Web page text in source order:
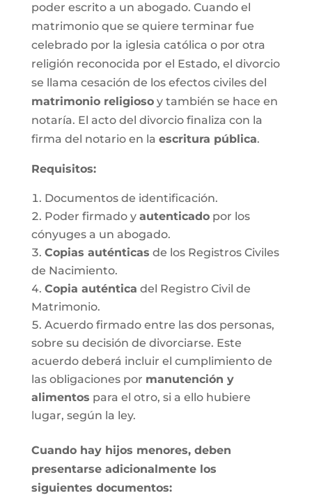
poder escrito a un abogado. Cuando el
matrimonio que se quiere terminar fue
celebrado por la iglesia católica o por otra
religión reconocida por el Estado, el divorcio
se llama cesación de los efectos civiles del
matrimonio religiosoy también se hace en
notaría. El acto del divorcio finaliza con la
firma del notario en la escritura pública.
Requisitos:
Documentos de identificación.
Poder firmado y autenticadopor los
cónyuges a un abogado.
Copias auténticas de los Registros Civiles
de Nacimiento.
Copia auténtica del Registro Civil de
Matrimonio.
Acuerdo firmado entre las dos personas,
sobre su decisión de divorciarse. Este
acuerdo deberá incluir el cumplimiento de
las obligaciones por manutención y
alimentos para el otro, si a ello hubiere
lugar, según la ley.
Cuando hay hijos menores, deben
presentarse adicionalmente los
siguientes documentos: